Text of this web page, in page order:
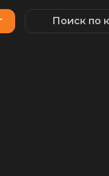
Поиск по